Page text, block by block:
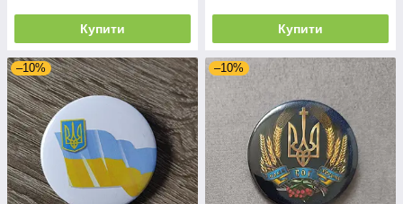
Купити Купити
–10% –10%